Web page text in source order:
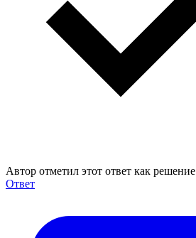
Автор отметил этот ответ как решение
Ответ